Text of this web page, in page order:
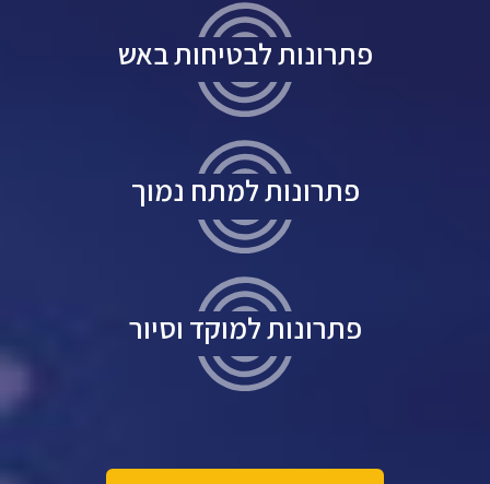
פתרונות לבטיחות באש
פתרונות למתח נמוך
פתרונות למוקד וסיור